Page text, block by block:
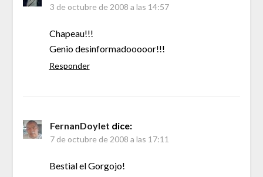
3 de octubre de 2008 a las 14:57
Chapeau!!!
Genio desinformadooooor!!!
Responder
FernanDoylet dice:
7 de octubre de 2008 a las 17:11
Bestial el Gorgojo!